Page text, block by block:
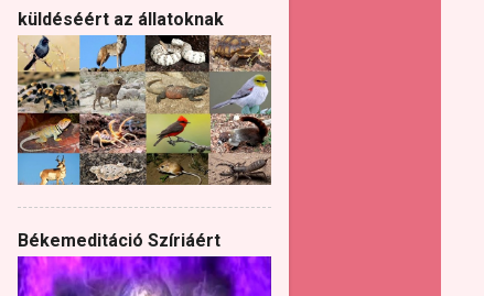
küldéséért az állatoknak
Békemeditáció Szíriáért